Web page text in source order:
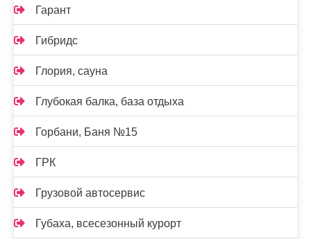
Гарант
Гибридс
Глория, сауна
Глубокая балка, база отдыха
Горбани, Баня №15
ГРК
Грузовой автосервис
Губаха, всесезонный курорт